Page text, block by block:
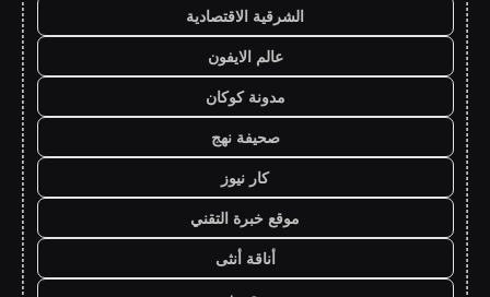
الشرقية الاقتصادية
عالم الايفون
مدونة كوكان
صحيفة نهج
كار نيوز
موقع خبرة التقني
أناقة أنثى